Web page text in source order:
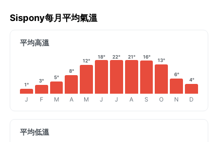
Sispony每月平均氣溫
平均高溫
1°
J
3°
F
5°
M
8°
A
12°
M
18°
J
22°
J
21°
A
16°
S
13°
O
6°
N
4°
D
平均低溫